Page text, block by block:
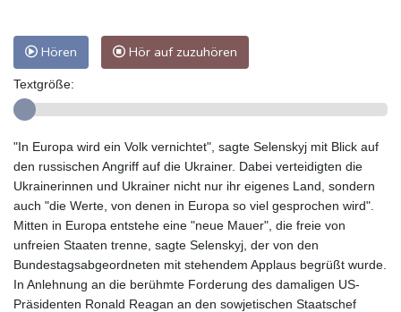
Hören Hör auf zuzuhören
Textgröße:
"In Europa wird ein Volk vernichtet", sagte Selenskyj mit Blick auf
den russischen Angriff auf die Ukrainer. Dabei verteidigten die
Ukrainerinnen und Ukrainer nicht nur ihr eigenes Land, sondern
auch "die Werte, von denen in Europa so viel gesprochen wird".
Mitten in Europa entstehe eine "neue Mauer", die freie von
unfreien Staaten trenne, sagte Selenskyj, der von den
Bundestagsabgeordneten mit stehendem Applaus begrüßt wurde.
In Anlehnung an die berühmte Forderung des damaligen US-
Präsidenten Ronald Reagan an den sowjetischen Staatschef